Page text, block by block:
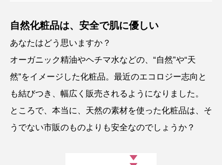
自然化粧品は、安全で肌に優しい
あなたはどう思いますか？
オーガニック精油やヘチマ水などの、“自然”や“天
然”をイメージした化粧品。最近のエコロジー志向と
も結びつき、幅広く販売されるようになりました。
ところで、本当に、天然の素材を使った化粧品は、そ
うでない市販のものよりも安全なのでしょうか？